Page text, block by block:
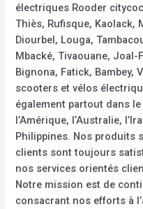
électriques Rooder
Thiès, Rufisque, Kaolack,
Diourbel, Louga,
Mbacké, Tivaouane, Joal-
Bignona, Fatick, Bambey,
scooters et vélos
également partout dans le
l’Amérique, l’Australie,
Philippines. Nos produits
clients sont toujours
nos services orientés
Notre mission est de
consacrant nos efforts à